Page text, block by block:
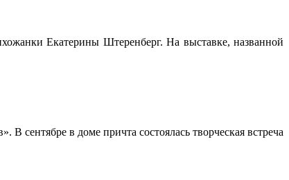
Екатерины Штеренберг. На выставке, названной
сентябре в доме причта состоялась творческая встреча